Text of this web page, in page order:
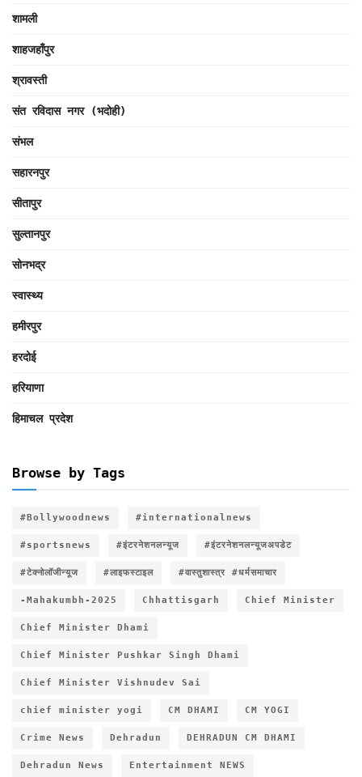
शामली
शाहजहाँपुर
श्रावस्ती
संत रविदास नगर (भदोही)
संभल
सहारनपुर
सीतापुर
सुल्तानपुर
सोनभद्र
स्वास्थ्य
हमीरपुर
हरदोई
हरियाणा
हिमाचल प्रदेश
Browse by Tags
#Bollywoodnews #internationalnews
#sportsnews #इंटरनेशनलन्यूज #इंटरनेशनलन्यूजअपडेट
#टेक्नोलॉजीन्यूज #लाइफस्टाइल #वास्तुशास्त्र #धर्मसमाचार
-Mahakumbh-2025 Chhattisgarh Chief Minister
Chief Minister Dhami
Chief Minister Pushkar Singh Dhami
Chief Minister Vishnudev Sai
chief minister yogi CM DHAMI CM YOGI
Crime News Dehradun DEHRADUN CM DHAMI
Dehradun News Entertainment NEWS